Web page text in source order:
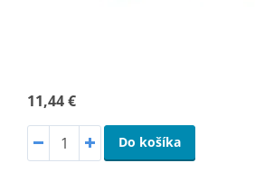
11,44 €
Do košíka